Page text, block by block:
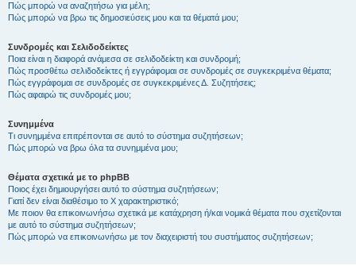
Πώς μπορώ να αναζητήσω για μέλη;
Πώς μπορώ να βρω τις δημοσιεύσεις μου και τα θέματά μου;
Συνδρομές και Σελιδοδείκτες
Ποια είναι η διαφορά ανάμεσα σε σελιδοδείκτη και συνδρομή;
Πώς προσθέτω σελιδοδείκτες ή εγγράφομαι σε συνδρομές σε συγκεκριμένα θέματα;
Πώς εγγράφομαι σε συνδρομές σε συγκεκριμένες Δ. Συζητήσεις;
Πώς αφαιρώ τις συνδρομές μου;
Συνημμένα
Τι συνημμένα επιτρέπονται σε αυτό το σύστημα συζητήσεων;
Πώς μπορώ να βρω όλα τα συνημμένα μου;
Θέματα σχετικά με το phpBB
Ποιος έχει δημιουργήσει αυτό το σύστημα συζητήσεων;
Γιατί δεν είναι διαθέσιμο το Χ χαρακτηριστικό;
Με ποιον θα επικοινωνήσω σχετικά με κατάχρηση ή/και νομικά θέματα που σχετίζονται
με αυτό το σύστημα συζητήσεων;
Πώς μπορώ να επικοινωνήσω με τον διαχειριστή του συστήματος συζητήσεων;